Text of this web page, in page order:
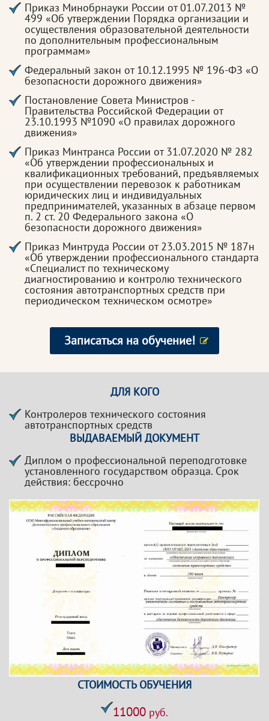
Приказ Минобрнауки России от 01.07.2013 №
499 «Об утверждении Порядка организации и
осуществления образовательной деятельности
по дополнительным профессиональным
программам»
Федеральный закон от 10.12.1995 № 196-ФЗ «О
безопасности дорожного движения»
Постановление Совета Министров -
Правительства Российской Федерации от
23.10.1993 №1090 «О правилах дорожного
движения»
Приказ Минтранса России от 31.07.2020 № 282
«Об утверждении профессиональных и
квалификационных требований, предъявляемых
при осуществлении перевозок к работникам
юридических лиц и индивидуальных
предпринимателей, указанных в абзаце первом
п. 2 ст. 20 Федерального закона «О
безопасности дорожного движения»
Приказ Минтруда России от 23.03.2015 № 187н
«Об утверждении профессионального стандарта
«Специалист по техническому
диагностированию и контролю технического
состояния автотранспортных средств при
периодическом техническом осмотре»
Записаться на обучение!
ДЛЯ КОГО
Контролеров технического состояния
автотранспортных средств
ВЫДАВАЕМЫЙ ДОКУМЕНТ
Диплом о профессиональной переподготовке
установленного государством образца. Срок
действия: бессрочно
СТОИМОСТЬ ОБУЧЕНИЯ
11000 руб.